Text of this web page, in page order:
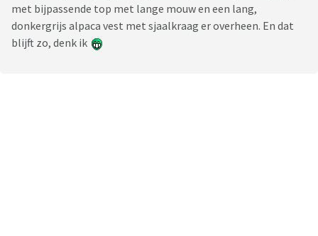
met bijpassende top met lange mouw en een lang,
donkergrijs alpaca vest met sjaalkraag er overheen. En dat
blijft zo, denk ik